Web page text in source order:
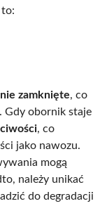
to:
zamknięte, co
Gdy obornik staje
, co
jako nawozu.
mogą
należy unikać
do degradacji